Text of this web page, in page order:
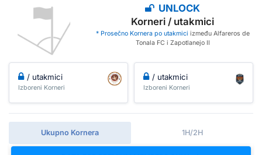
UNLOCK
Korneri / utakmici
* Prosečno Kornera po utakmici između Alfareros de
Tonala FC i Zapotlanejo II
/ utakmici
Izboreni Korneri
/ utakmici
Izboreni Korneri
Ukupno Kornera 1H/2H